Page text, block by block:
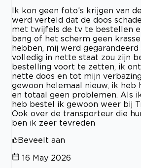
Ik kon geen foto’s krijgen van
werd verteld dat de doos
met twijfels de tv te bestellen
bang of het scherm geen
hebben, mij werd
volledig in nette staat zou zijn
bestelling voort te zetten, ik
nette doos en tot mijn
gewoon helemaal nieuw, ik heb
en totaal geen problemen. Als
heb bestel ik gewoon weer bij
Ook over de transporteur die
ben ik zeer tevreden
Beveelt aan
16 May 2026